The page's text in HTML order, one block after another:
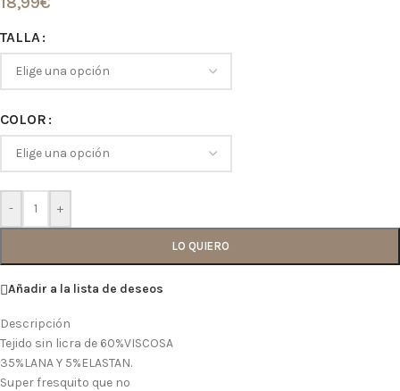
TALLA
COLOR
- +
LO QUIERO
Añadir a la lista de deseos
Descripción
Tejido sin licra de 60%VISCOSA
35%LANA Y 5%ELASTAN.
Super fresquito que no